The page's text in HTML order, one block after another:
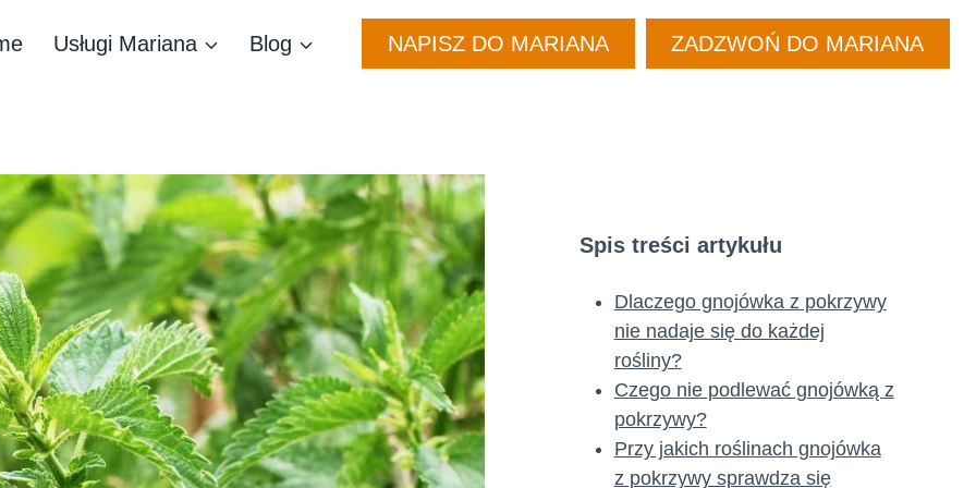
Usługi Mariana Blog NAPISZ DO MARIANA ZADZWOŃ DO MARIANA
Spis treści artykułu
Dlaczego gnojówka z pokrzywy
nie nadaje się do każdej
rośliny?
Czego nie podlewać gnojówką z
pokrzywy?
Przy jakich roślinach gnojówka
z pokrzywy sprawdza się